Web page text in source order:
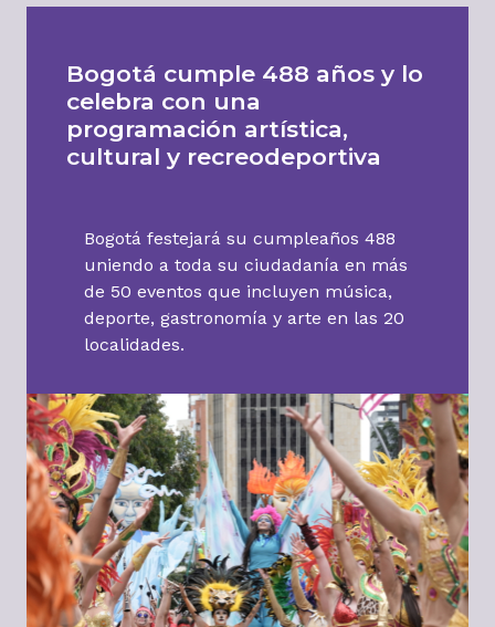
Bogotá cumple 488 años y lo
celebra con una
programación artística,
cultural y recreodeportiva
Bogotá festejará su cumpleaños 488
uniendo a toda su ciudadanía en más
de 50 eventos que incluyen música,
deporte, gastronomía y arte en las 20
localidades.